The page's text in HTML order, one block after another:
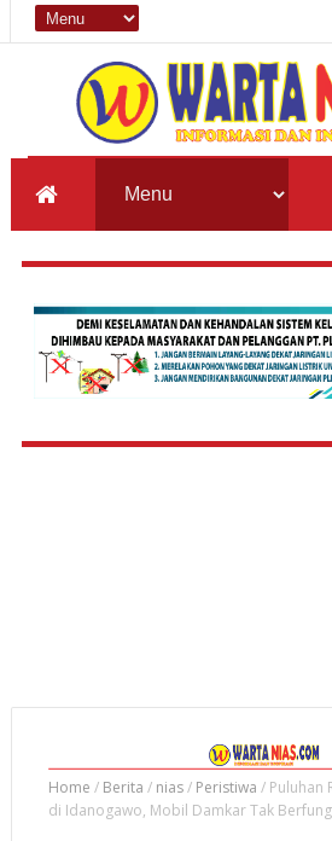
Home / Berita / nias/ Peristiwa / Puluhan
di Idanogawo, Mobil Damkar Tak